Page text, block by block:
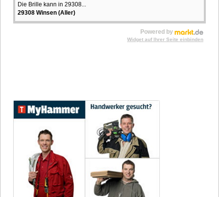
Die Brille kann in 29308...
29308 Winsen (Aller)
Powered by
Widget auf Ihrer Seite einbinden